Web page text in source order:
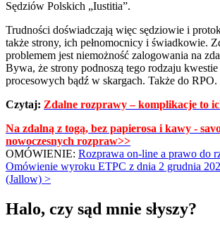
Sędziów Polskich „Iustitia”.
Trudności doświadczają więc sędziowie i
także strony, ich pełnomocnicy i świadkowie.
problemem jest niemożność zalogowania na
Bywa, że strony podnoszą tego rodzaju
procesowych bądź w skargach. Także do RPO.
Czytaj: Zdalne rozprawy – komplikacje to
Na zdalną z togą, bez papierosa i kawy -
nowoczesnych rozpraw>>
OMÓWIENIE: Rozprawa on-line a prawo do
Omówienie wyroku ETPC z dnia 2 grudnia
(Jallow) >
Halo, czy sąd mnie słyszy?